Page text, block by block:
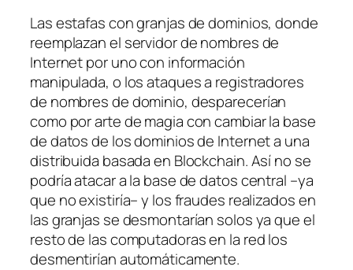
Las estafas con granjas de dominios, donde
reemplazan el servidor de nombres de
Internet por uno con información
manipulada, o los ataques a registradores
de nombres de dominio, desparecerían
como por arte de magia con cambiar la base
de datos de los dominios de Internet a una
distribuida basada en Blockchain. Así no se
podría atacar a la base de datos central –ya
que no existiría– y los fraudes realizados en
las granjas se desmontarían solos ya que el
resto de las computadoras en la red los
desmentirían automáticamente.